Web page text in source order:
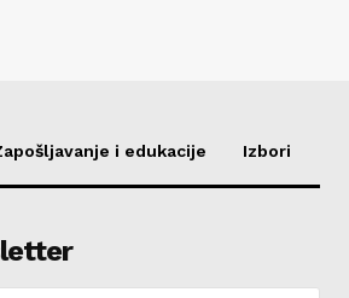
i edukacije Izbori